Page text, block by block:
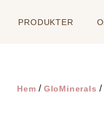
PRODUKTER
Hem / GloMinerals /